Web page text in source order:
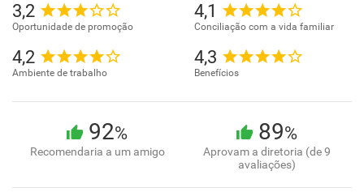
3,2
Oportunidade de promoção
4,1
Conciliação com a vida familiar
4,2
Ambiente de trabalho
4,3
Benefícios
92%
Recomendaria a um amigo
89%
Aprovam a diretoria (de 9
avaliações)